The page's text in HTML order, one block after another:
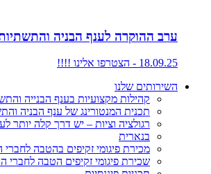
ערב ההוקרה לענף הבניה
18.09.25 - הצטרפו אלינו !!!!
השירותים שלנו
קהילות מקצועיות בענף הבנייה
תכנית המנטורינג של ענף הבניה
רגולציה וציות – יש דרך קלה יותר
בנארית
מכירת פיגומי זקיפים בהטבה
שכירת פיגומי זקיפים הטבה לחברי